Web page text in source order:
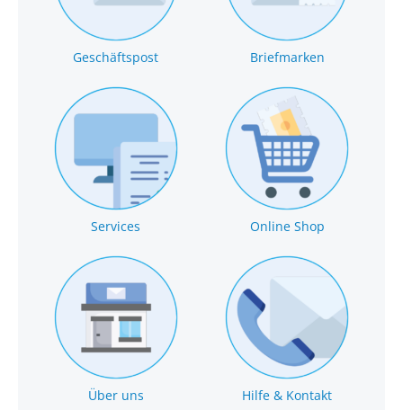
Geschäftspost Briefmarken
Services Online Shop
Über uns Hilfe & Kontakt